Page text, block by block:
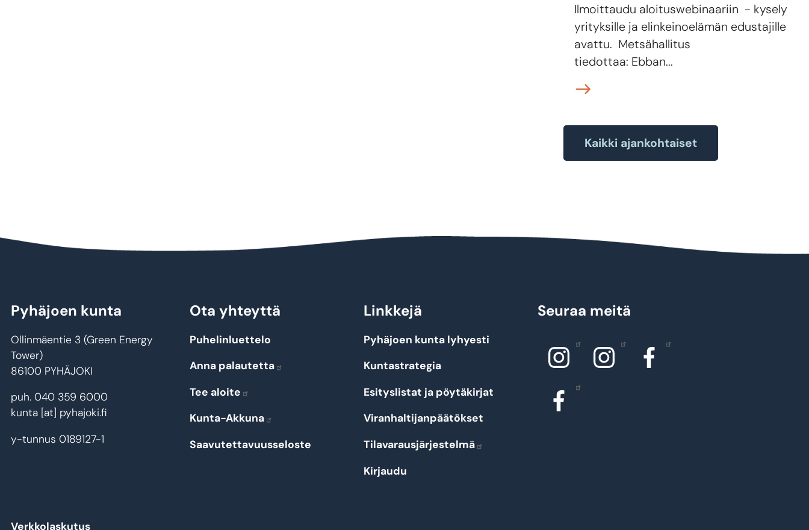
Ilmoittaudu aloituswebinaariin - kysely
yrityksille ja elinkeinoelämän edustajille
avattu. Metsähallitus
tiedottaa: Ebban...
Kaikki ajankohtaiset
Pyhäjoen kunta
Ollinmäentie 3 (Green Energy
Tower)
86100 PYHÄJOKI
puh. 040 359 6000
kunta [at] pyhajoki.fi
y-tunnus 0189127-1
Verkkolaskutus
Ota yhteyttä
Puhelinluettelo
Anna palautetta
Tee aloite
Kunta-Akkuna
Saavutettavuusseloste
Linkkejä
Pyhäjoen kunta lyhyesti
Kuntastrategia
Esityslistat ja pöytäkirjat
Viranhaltijanpäätökset
Tilavarausjärjestelmä
Kirjaudu
Seuraa meitä